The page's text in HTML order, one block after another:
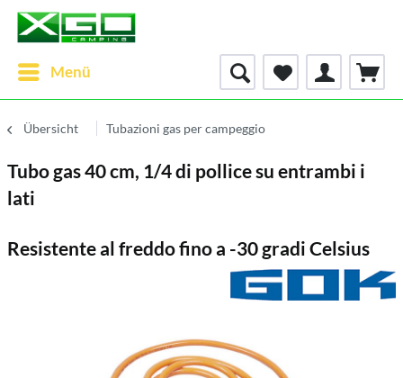
Menü
Übersicht Tubazioni gas per campeggio
Tubo gas 40 cm, 1/4 di pollice su entrambi i
lati
Resistente al freddo fino a -30 gradi Celsius